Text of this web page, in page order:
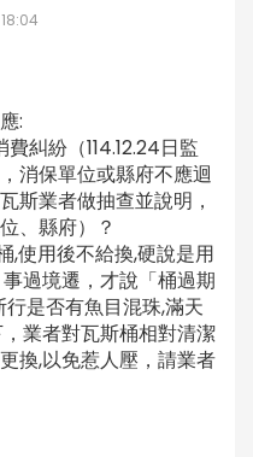
18:04
:
糾紛（114.12.24日監
消保單位或縣府不應迴
斯業者做抽查並說明，
、縣府）？
,使用後不給換,硬說是用
過境遷，才說「桶過期
是否有魚目混珠,滿天
業者對瓦斯桶相對清潔
換,以免惹人壓，請業者